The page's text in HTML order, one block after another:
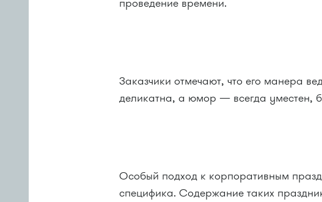
проведение времени.
Заказчики отмечают, что его манера
деликатна, а юмор — всегда уместен,
Особый подход к корпоративным
специфика. Содержание таких